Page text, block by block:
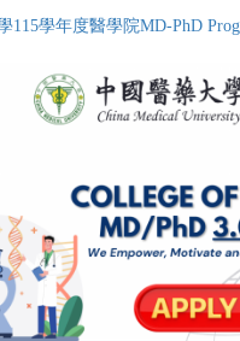
115學年度醫學院MD-PhD